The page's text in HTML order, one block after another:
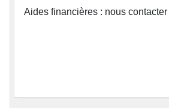
Aides financières : nous contacter